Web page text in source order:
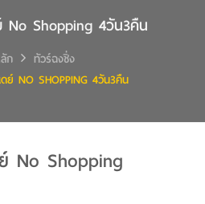
No Shopping 4วัน3คืน
ก
ทัวร์ฉงชิ่ง
ย์ NO SHOPPING 4วัน3คืน
No Shopping